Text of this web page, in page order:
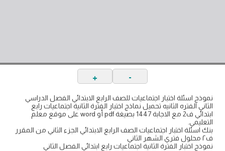
-
+
نموذج اسئلة اختبار اجتماعيات للصف الرابع الابتدائي الفصل الدراسي
الثاني الفتره الثانيه تحميل نماذج اختبار الفترة الثانية اجتماعيات رابع
ابتدائي ف2 مع الاجابة 1447 بصيغة pdf أو word على موقع معلم
التعليمي.
بنك اسئلة اختبار اجتماعيات الصف الرابع الابتدائي الجزء الثاني من المقرر
ف٢ محلول فتري الشهر الثاني
نموذج اختبار الفترة الثانية اجتماعيات رابع ابتدائي الفصل الثاني